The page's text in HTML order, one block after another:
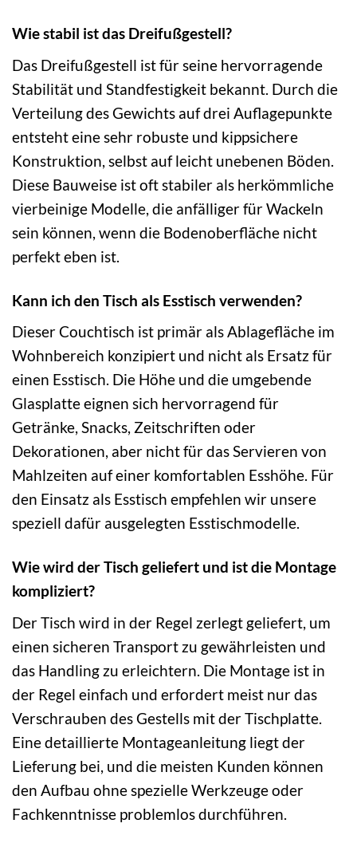
Wie stabil ist das Dreifußgestell?
Das Dreifußgestell ist für seine hervorragende
Stabilität und Standfestigkeit bekannt. Durch die
Verteilung des Gewichts auf drei Auflagepunkte
entsteht eine sehr robuste und kippsichere
Konstruktion, selbst auf leicht unebenen Böden.
Diese Bauweise ist oft stabiler als herkömmliche
vierbeinige Modelle, die anfälliger für Wackeln
sein können, wenn die Bodenoberfläche nicht
perfekt eben ist.
Kann ich den Tisch als Esstisch verwenden?
Dieser Couchtisch ist primär als Ablagefläche im
Wohnbereich konzipiert und nicht als Ersatz für
einen Esstisch. Die Höhe und die umgebende
Glasplatte eignen sich hervorragend für
Getränke, Snacks, Zeitschriften oder
Dekorationen, aber nicht für das Servieren von
Mahlzeiten auf einer komfortablen Esshöhe. Für
den Einsatz als Esstisch empfehlen wir unsere
speziell dafür ausgelegten Esstischmodelle.
Wie wird der Tisch geliefert und ist die Montage
kompliziert?
Der Tisch wird in der Regel zerlegt geliefert, um
einen sicheren Transport zu gewährleisten und
das Handling zu erleichtern. Die Montage ist in
der Regel einfach und erfordert meist nur das
Verschrauben des Gestells mit der Tischplatte.
Eine detaillierte Montageanleitung liegt der
Lieferung bei, und die meisten Kunden können
den Aufbau ohne spezielle Werkzeuge oder
Fachkenntnisse problemlos durchführen.